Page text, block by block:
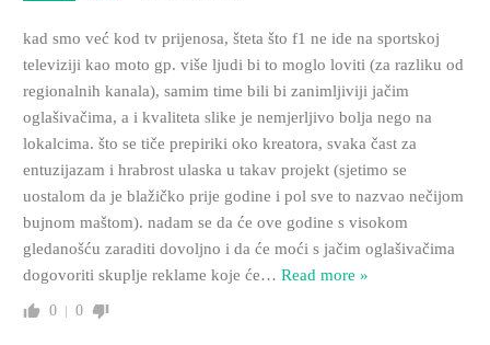
kad smo već kod tv prijenosa, šteta što f1 ne ide na sportskoj
televiziji kao moto gp. više ljudi bi to moglo loviti (za razliku od
regionalnih kanala), samim time bili bi zanimljiviji jačim
oglašivačima, a i kvaliteta slike je nemjerljivo bolja nego na
lokalcima. što se tiče prepiriki oko kreatora, svaka čast za
entuzijazam i hrabrost ulaska u takav projekt (sjetimo se
uostalom da je blažičko prije godine i pol sve to nazvao nečijom
bujnom maštom). nadam se da će ove godine s visokom
gledanošću zaraditi dovoljno i da će moći s jačim oglašivačima
dogovoriti skuplje reklame koje će… Read more »
0 0